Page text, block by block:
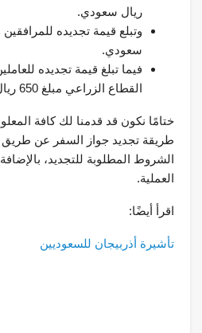
ريال سعودي.
سعودي.
فيما تبلغ قيمة تجديده
القطاع الزراعي مبلغ 650 ريال سعودي.
ختامًا نكون قد قدمنا لك كافة
طريقة تجديد جواز السفر عن
الشروط المطلوبة للتجديد،
العملية.
اقرأ أيضًا:
تأشيرة أذربيجان للسعوديين